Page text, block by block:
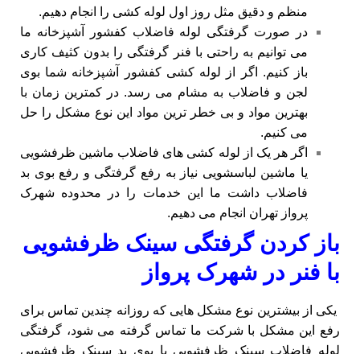
منظم و دقیق مثل روز اول لوله کشی را انجام دهیم.
در صورت گرفتگی لوله فاضلاب کفشور آشپزخانه ما
می توانیم به راحتی با فنر گرفتگی را بدون کثیف کاری
باز کنیم. اگر از لوله کشی کفشور آشپزخانه شما بوی
لجن و فاضلاب به مشام می رسد. در کمترین زمان با
بهترین مواد و بی خطر ترین مواد این نوع مشکل را حل
می کنیم.
اگر هر یک از لوله کشی های فاضلاب ماشین ظرفشویی
یا ماشین لباسشویی نیاز به رفع گرفتگی و رفع بوی بد
فاضلاب داشت ما این خدمات را در محدوده شهرک
پرواز تهران انجام می دهیم.
باز کردن گرفتگی سینک ظرفشویی
با فنر در شهرک پرواز
یکی از بیشترین نوع مشکل هایی که روزانه چندین تماس برای
رفع این مشکل با شرکت ما تماس گرفته می شود، گرفتگی
لوله فاضلاب سینک ظرفشویی یا بوی بد سینک ظرفشویی